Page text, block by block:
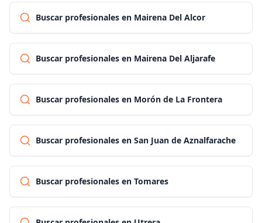
Buscar profesionales en Mairena Del Alcor
Buscar profesionales en Mairena Del Aljarafe
Buscar profesionales en Morón de La Frontera
Buscar profesionales en San Juan de Aznalfarache
Buscar profesionales en Tomares